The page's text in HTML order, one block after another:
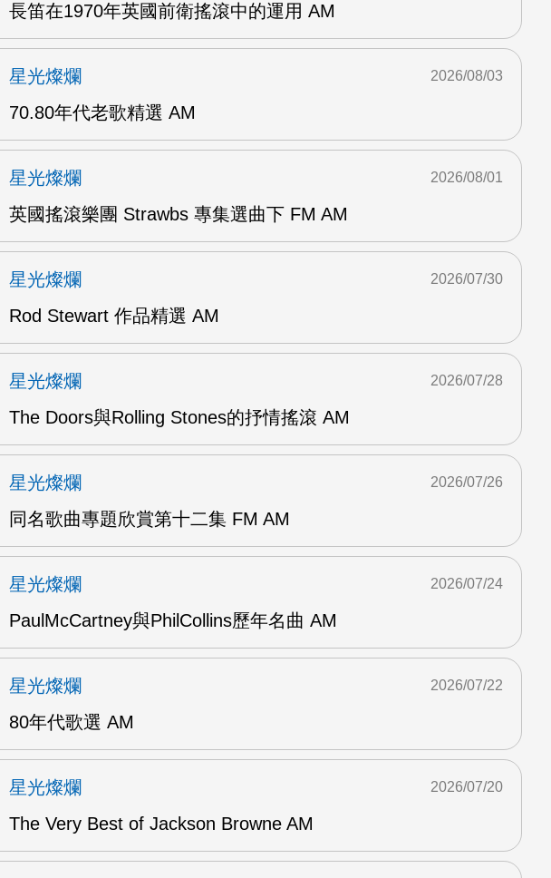
長笛在1970年英國前衛搖滾中的運用 AM
星光燦爛
70.80年代老歌精選 AM
2026/08/03
星光燦爛
英國搖滾樂團 Strawbs 專集選曲下 FM AM
2026/08/01
星光燦爛
Rod Stewart 作品精選 AM
2026/07/30
星光燦爛
The Doors與Rolling Stones的抒情搖滾 AM
2026/07/28
星光燦爛
同名歌曲專題欣賞第十二集 FM AM
2026/07/26
星光燦爛
PaulMcCartney與PhilCollins歷年名曲 AM
2026/07/24
星光燦爛
80年代歌選 AM
2026/07/22
星光燦爛
The Very Best of Jackson Browne AM
2026/07/20